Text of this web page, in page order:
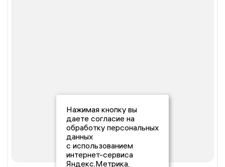
Нажимая кнопку вы
даете согласие на
обработку персональных
данных
с использованием
интернет-сервиса
Яндекс.Метрика,